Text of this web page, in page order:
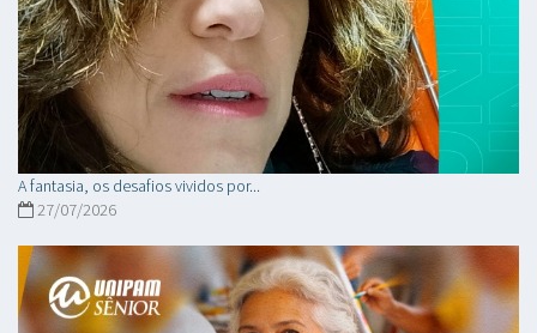
A fantasia, os desafios vividos por...
27/07/2026